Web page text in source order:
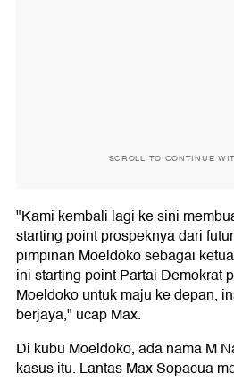
SCROLL TO CONTINUE
"Kami kembali lagi ke sini
starting point prospeknya dari
pimpinan Moeldoko sebagai
ini starting point Partai Demokrat
Moeldoko untuk maju ke depan,
berjaya," ucap Max.
Di kubu Moeldoko, ada nama M
kasus itu. Lantas Max Sopacua